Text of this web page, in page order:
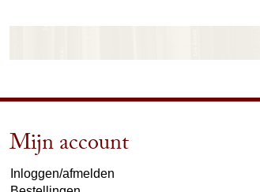
Mijn account
Inloggen/afmelden